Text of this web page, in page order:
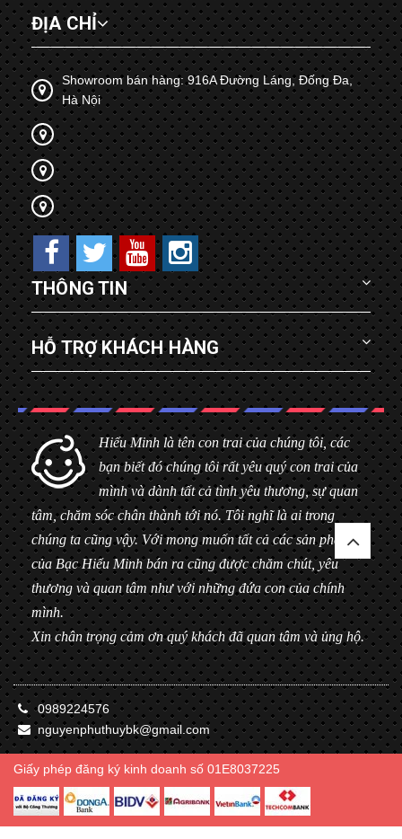
ĐỊA CHỈ
Showroom bán hàng: 916A Đường Láng, Đống Đa,
Hà Nội
THÔNG TIN
HỖ TRỢ KHÁCH HÀNG
Hiểu Minh là tên con trai của chúng tôi, các
bạn biết đó chúng tôi rất yêu quý con trai của
mình và dành tất cả tình yêu thương, sự quan
tâm, chăm sóc chân thành tới nó. Tôi nghĩ là ai trong
chúng ta cũng vậy. Với mong muốn tất cả các sản phẩm
của Bạc Hiểu Minh bán ra cũng được chăm chút, yêu
thương và quan tâm như với những đứa con của chính
mình.
Xin chân trọng cảm ơn quý khách đã quan tâm và ủng hộ.
0989224576
nguyenphuthuybk@gmail.com
Giấy phép đăng ký kinh doanh số 01E8037225